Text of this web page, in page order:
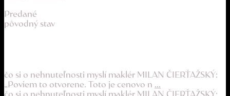
Predané
pôvodný stav
čo si o nehnuteľnosti myslí maklér MILAN ČIERŤAŽSKÝ:
„Poviem to otvorene. Toto je cenovo n ...
čo si o nehnuteľnosti myslí maklér MILAN ČIERŤAŽSKÝ: